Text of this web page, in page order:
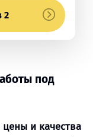
2
под
и качества